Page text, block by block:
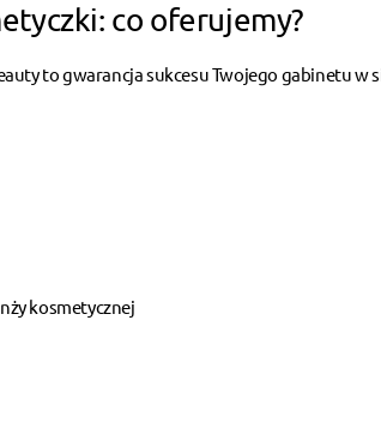
co oferujemy?
to gwarancja sukcesu Twojego gabinetu w
kosmetycznej